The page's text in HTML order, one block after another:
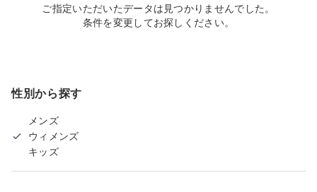
ご指定いただいたデータは見つかりませんでした。
条件を変更してお探しください。
性別から探す
メンズ
ウィメンズ
キッズ